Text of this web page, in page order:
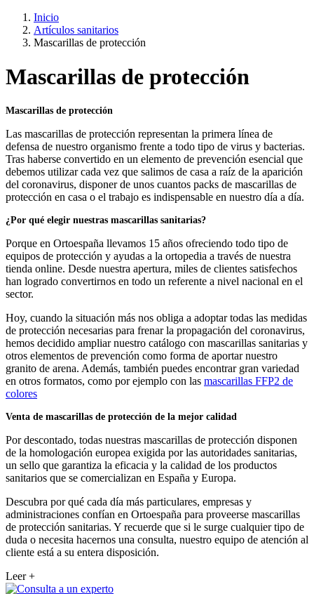
Inicio
Artículos sanitarios
Mascarillas de protección
Mascarillas de protección
Mascarillas de protección
Las mascarillas de protección representan la primera línea de
defensa de nuestro organismo frente a todo tipo de virus y bacterias.
Tras haberse convertido en un elemento de prevención esencial que
debemos utilizar cada vez que salimos de casa a raíz de la aparición
del coronavirus, disponer de unos cuantos packs de mascarillas de
protección en casa o el trabajo es indispensable en nuestro día a día.
¿Por qué elegir nuestras mascarillas sanitarias?
Porque en Ortoespaña llevamos 15 años ofreciendo todo tipo de
equipos de protección y ayudas a la ortopedia a través de nuestra
tienda online. Desde nuestra apertura, miles de clientes satisfechos
han logrado convertirnos en todo un referente a nivel nacional en el
sector.
Hoy, cuando la situación más nos obliga a adoptar todas las medidas
de protección necesarias para frenar la propagación del coronavirus,
hemos decidido ampliar nuestro catálogo con mascarillas sanitarias y
otros elementos de prevención como forma de aportar nuestro
granito de arena. Además, también puedes encontrar gran variedad
en otros formatos, como por ejemplo con las mascarillas FFP2 de
colores
Venta de mascarillas de protección de la mejor calidad
Por descontado, todas nuestras mascarillas de protección disponen
de la homologación europea exigida por las autoridades sanitarias,
un sello que garantiza la eficacia y la calidad de los productos
sanitarios que se comercializan en España y Europa.
Descubra por qué cada día más particulares, empresas y
administraciones confían en Ortoespaña para proveerse mascarillas
de protección sanitarias. Y recuerde que si le surge cualquier tipo de
duda o necesita hacernos una consulta, nuestro equipo de atención al
cliente está a su entera disposición.
Leer +